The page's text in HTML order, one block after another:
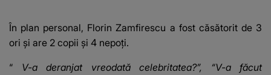
e ciudă că..."
În plan personal, Florin Zamfirescu a fost căsătorit de 3
ori și are 2 copii și 4 nepoți.
“ V-a deranjat vreodată celebritatea?”, “V-a făcut